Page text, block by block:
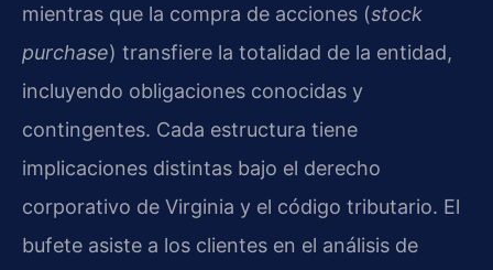
mientras que la compra de acciones (stock
purchase) transfiere la totalidad de la entidad,
incluyendo obligaciones conocidas y
contingentes. Cada estructura tiene
implicaciones distintas bajo el derecho
corporativo de Virginia y el código tributario. El
bufete asiste a los clientes en el análisis de